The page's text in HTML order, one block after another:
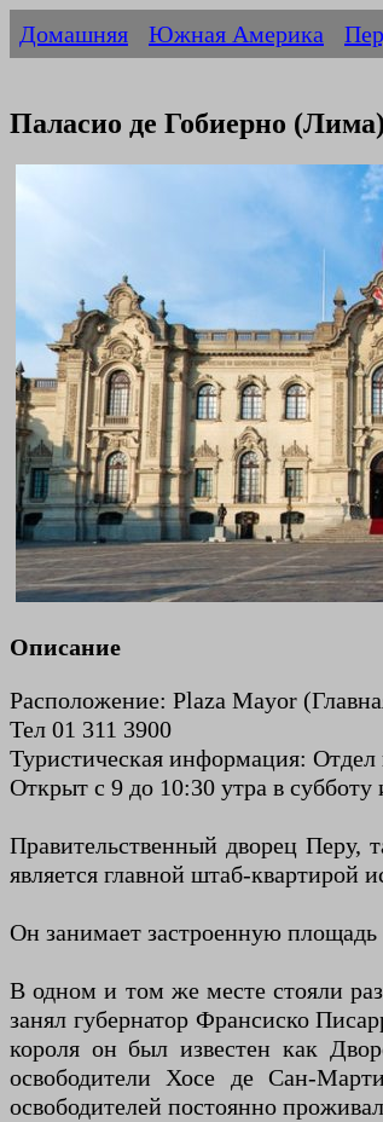
Домашняя Южная Америка
Паласио де Гобиерно (Лима)
Описание
Расположение: Plaza Mayor
Тел 01 311 3900
Туристическая информация:
Открыт с 9 до 10:30 утра в
Правительственный дворец
является главной штаб-квартирой
Он занимает застроенную
В одном и том же месте стояли
занял губернатор Франсиско
короля он был известен как
освободители Хосе де Сан-
освободителей постоянно